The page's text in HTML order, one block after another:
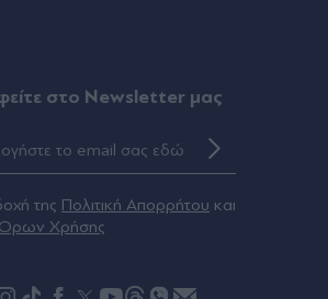
στο Newsletter μας
της Πολιτική Απορρήτου και
Χρήσης